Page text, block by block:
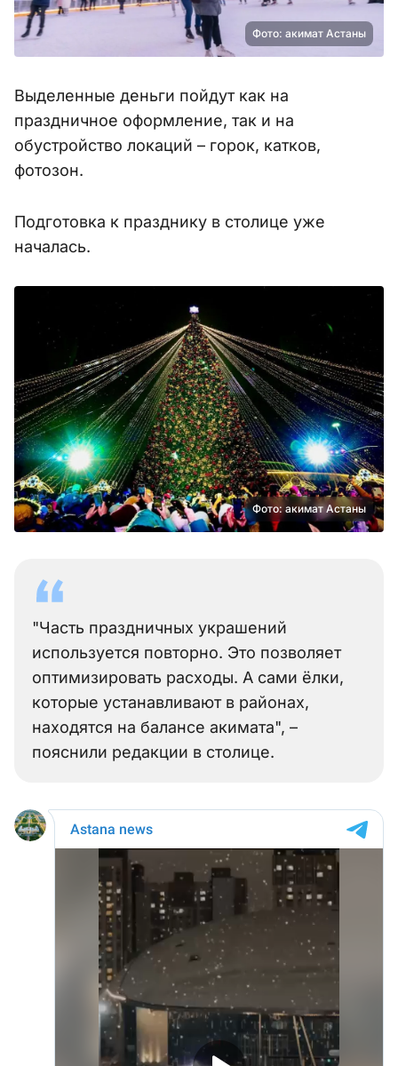
Фото: акимат Астаны
Выделенные деньги пойдут как на
праздничное оформление, так и на
обустройство локаций – горок, катков,
фотозон.
Подготовка к празднику в столице уже
началась.
Фото: акимат Астаны
"Часть праздничных украшений
используется повторно. Это позволяет
оптимизировать расходы. А сами ёлки,
которые устанавливают в районах,
находятся на балансе акимата", –
пояснили редакции в столице.